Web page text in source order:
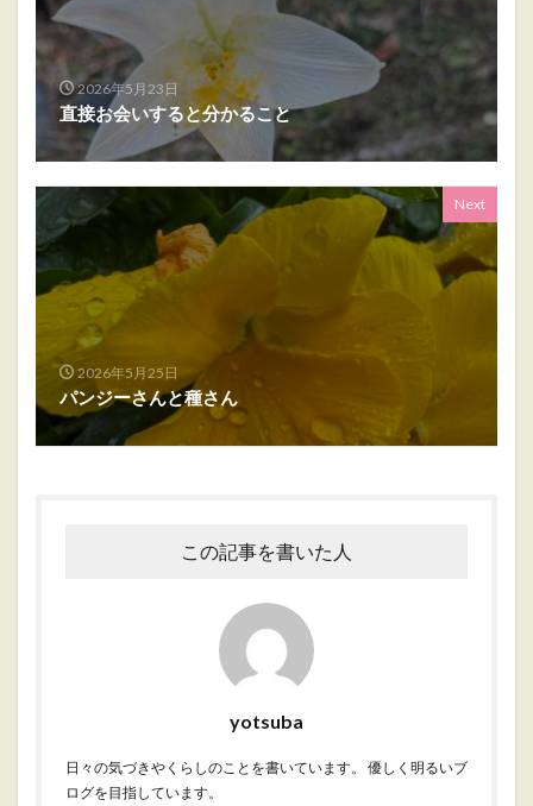
2026年5月23日
直接お会いすると分かること
Next
2026年5月25日
パンジーさんと種さん
この記事を書いた人
yotsuba
日々の気づきやくらしのことを書いています。 優しく明るいブ
ログを目指しています。